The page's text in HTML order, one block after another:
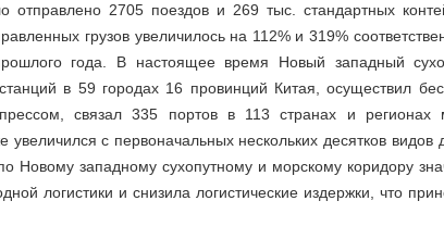
отправлено 2705 поездов и 269 тыс. стандартных
грузов увеличилось на 112% и 319%
года. В настоящее время Новый западный
в 59 городах 16 провинций Китая, осуществил
связал 335 портов в 113 странах и регионах
увеличился с первоначальных нескольких десятков
Новому западному сухопутному и морскому коридору
логистики и снизила логистические издержки, что